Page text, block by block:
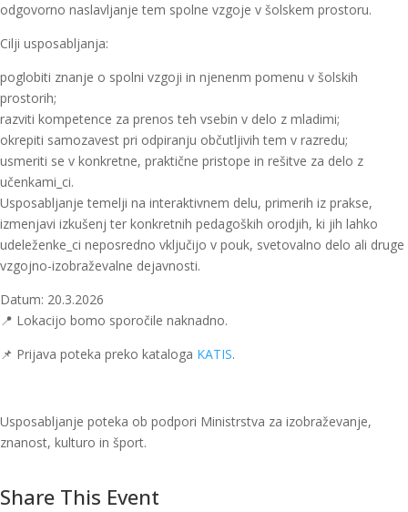
odgovorno naslavljanje tem spolne vzgoje v šolskem prostoru.
Cilji usposabljanja:
poglobiti znanje o spolni vzgoji in njenenm pomenu v šolskih
prostorih;
razviti kompetence za prenos teh vsebin v delo z mladimi;
okrepiti samozavest pri odpiranju občutljivih tem v razredu;
usmeriti se v konkretne, praktične pristope in rešitve za delo z
učenkami_ci.
Usposabljanje temelji na interaktivnem delu, primerih iz prakse,
izmenjavi izkušenj ter konkretnih pedagoških orodjih, ki jih lahko
udeleženke_ci neposredno vključijo v pouk, svetovalno delo ali druge
vzgojno-izobraževalne dejavnosti.
Datum: 20.3.2026
📍 Lokacijo bomo sporočile naknadno.
📌 Prijava poteka preko kataloga KATIS.
Usposabljanje poteka ob podpori Ministrstva za izobraževanje,
znanost, kulturo in šport.
Share This Event